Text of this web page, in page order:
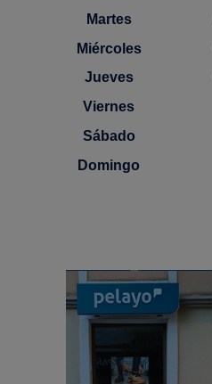
Martes
Miércoles
Jueves
Viernes
Sábado
Domingo